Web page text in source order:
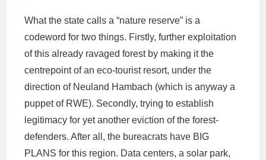
What the state calls a “nature reserve” is a
codeword for two things. Firstly, further exploitation
of this already ravaged forest by making it the
centrepoint of an eco-tourist resort, under the
direction of Neuland Hambach (which is anyway a
puppet of RWE). Secondly, trying to establish
legitimacy for yet another eviction of the forest-
defenders. After all, the bureacrats have BIG
PLANS for this region. Data centers, a solar park,